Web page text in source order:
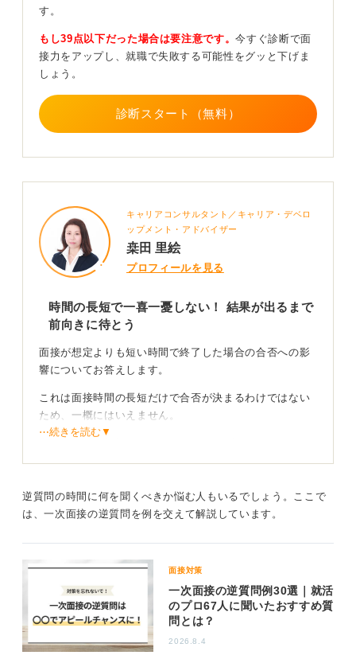
す。
もし39点以下だった場合は要注意です。今すぐ診断で面
接力をアップし、就職で失敗する可能性をグッと下げま
しょう。
診断スタート（無料）
キャリアコンサルタント／キャリア・デベロ
ップメント・アドバイザー
桒田 里絵
プロフィールを見る
時間の長短で一喜一憂しない！ 結果が出るまで
前向きに待とう
面接が想定よりも短い時間で終了した場合の合否への影
響についてお答えします。
これは面接時間の長短だけで合否が決まるわけではない
ため、一概にはいえません。
確認事項だけで十分だと判断された）の両方がありま
す。
自身では「短い」と感じていても、企業側としては必要
な質疑応答は済んでいるという場合も少なくありませ
ん。
結果が出るまでは気に病まず、「高評価だったのかもし
⋯続きを読む▼
逆質問の時間に何を聞くべきか悩む人もいるでしょう。ここで
は、一次面接の逆質問を例を交えて解説しています。
面接対策
一次面接の逆質問例30選｜就活
のプロ67人に聞いたおすすめ質
問とは？
2026.8.4